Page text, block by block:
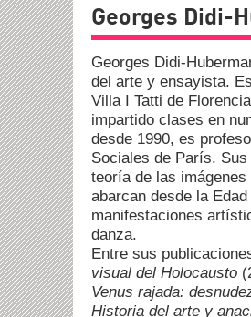
Georges Didi-
Georges Didi-
del arte y ensayista.
Villa I Tatti de
impartido clases en
desde 1990, es
Sociales de París.
teoría de las
abarcan desde la
manifestaciones
danza.
Entre sus
visual del Holocausto
Venus rajada:
Historia del arte y